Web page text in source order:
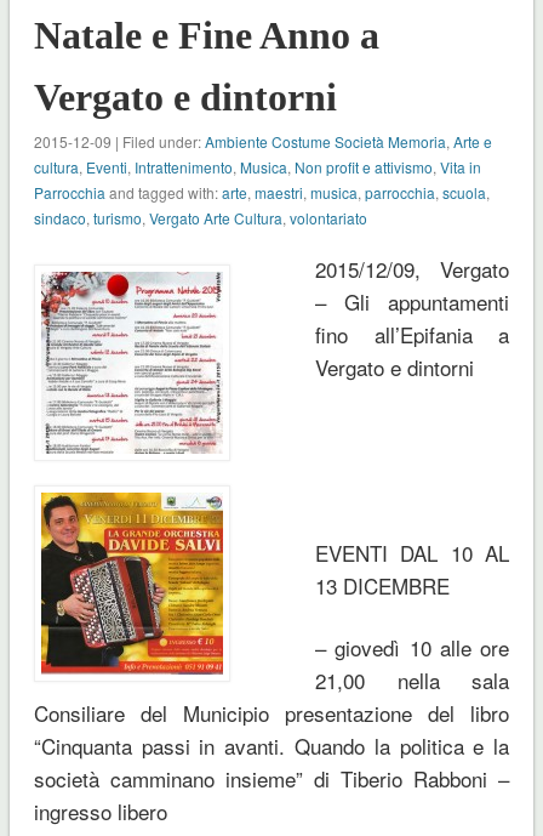
Natale e Fine Anno a
Vergato e dintorni
2015-12-09 | Filed under:Ambiente Costume Società Memoria, Arte e
cultura, Eventi, Intrattenimento, Musica, Non profit e attivismo, Vita in
Parrocchia and tagged with:arte, maestri, musica, parrocchia, scuola,
sindaco, turismo, Vergato Arte Cultura, volontariato
2015/12/09, Vergato
– Gli appuntamenti
fino all’Epifania a
Vergato e dintorni
EVENTI DAL 10 AL
13 DICEMBRE
– giovedì 10 alle ore
21,00 nella sala
Consiliare del Municipio presentazione del libro
“Cinquanta passi in avanti. Quando la politica e la
società camminano insieme” di Tiberio Rabboni –
ingresso libero